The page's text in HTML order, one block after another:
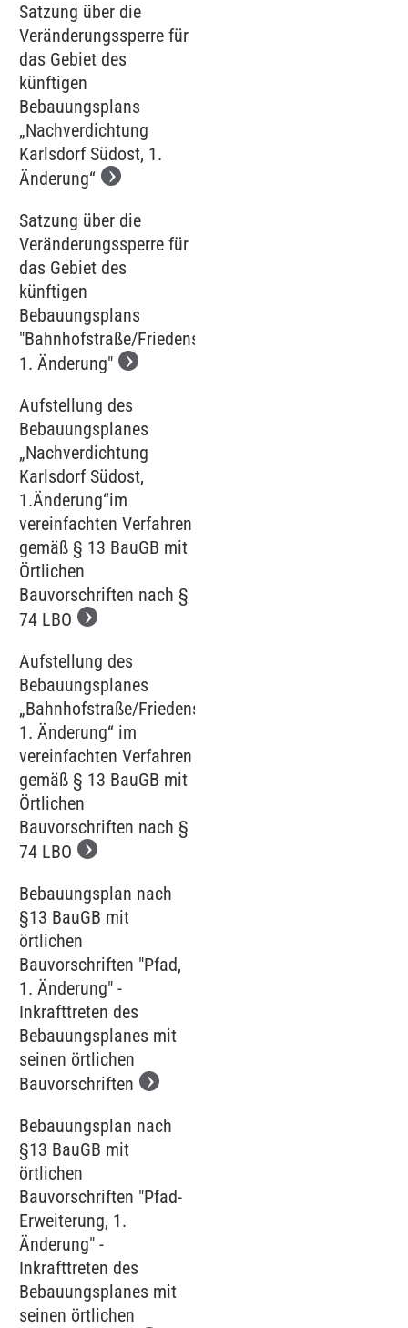
Satzung über die
Veränderungssperre für
das Gebiet des
künftigen
Bebauungsplans
„Nachverdichtung
Karlsdorf Südost, 1.
Änderung“
Satzung über die
Veränderungssperre für
das Gebiet des
künftigen
Bebauungsplans
"Bahnhofstraße/Friedenstraße,
1. Änderung"
Aufstellung des
Bebauungsplanes
„Nachverdichtung
Karlsdorf Südost,
1.Änderung“im
vereinfachten Verfahren
gemäß § 13 BauGB mit
Örtlichen
Bauvorschriften nach §
74 LBO
Aufstellung des
Bebauungsplanes
„Bahnhofstraße/Friedenstraße,
1. Änderung“ im
vereinfachten Verfahren
gemäß § 13 BauGB mit
Örtlichen
Bauvorschriften nach §
74 LBO
Bebauungsplan nach
§13 BauGB mit
örtlichen
Bauvorschriften "Pfad,
1. Änderung" -
Inkrafttreten des
Bebauungsplanes mit
seinen örtlichen
Bauvorschriften
Bebauungsplan nach
§13 BauGB mit
örtlichen
Bauvorschriften "Pfad-
Erweiterung, 1.
Änderung" -
Inkrafttreten des
Bebauungsplanes mit
seinen örtlichen